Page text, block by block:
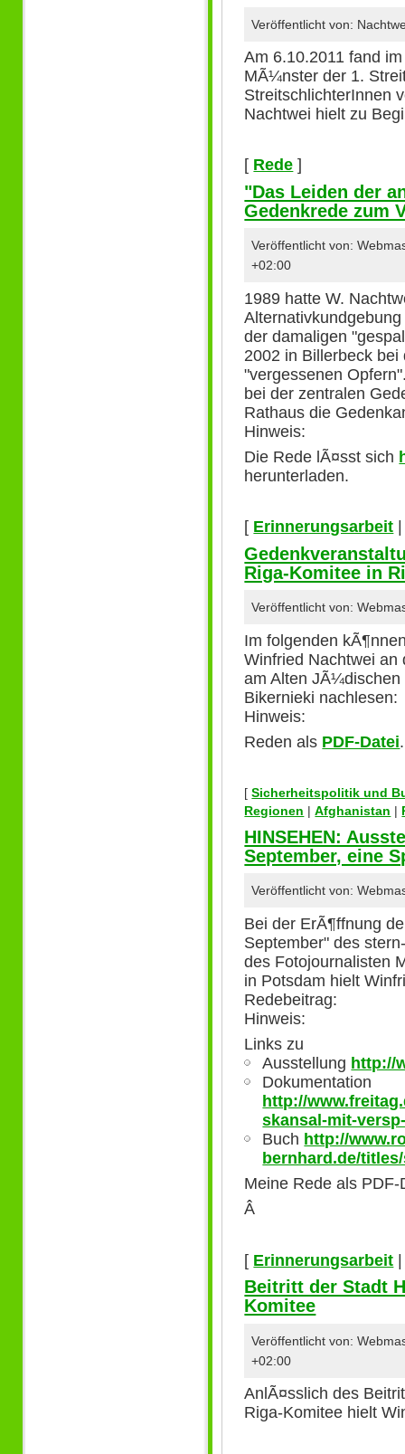
Veröffentlicht von:
Am 6.10.2011 fand
MÃ¼nster der 1.
StreitschlichterInnen
Nachtwei hielt zu
[ Rede ]
"Das Leiden der
Gedenkrede zum
Veröffentlicht von:
+02:00
1989 hatte W.
der damaligen
2002 in Billerbeck
"vergessenen
bei der zentralen
Rathaus die
Hinweis:
Die Rede lÃ¤sst sich
herunterladen.
[ Erinnerungsarbeit
Riga-Komitee in
Veröffentlicht von:
Im folgenden
Winfried Nachtwei an
am Alten
Bikernieki nachlesen:
Hinweis:
Reden als PDF-Datei.
[Sicherheitspolitik und
Regionen |Afghanistan |
HINSEHEN:
September, eine
Veröffentlicht von:
Bei der ErÃ¶ffnung
September" des
des Fotojournalisten
in Potsdam hielt
Redebeitrag:
Hinweis:
Links zu
Ausstellung http://
Dokumentation
http://
skansal-mit-
Buch http://
bernhard.de/
Meine Rede als
Â
[ Erinnerungsarbeit
Beitritt der Stadt
Komitee
Veröffentlicht von:
+02:00
AnlÃ¤sslich des
Riga-Komitee hielt